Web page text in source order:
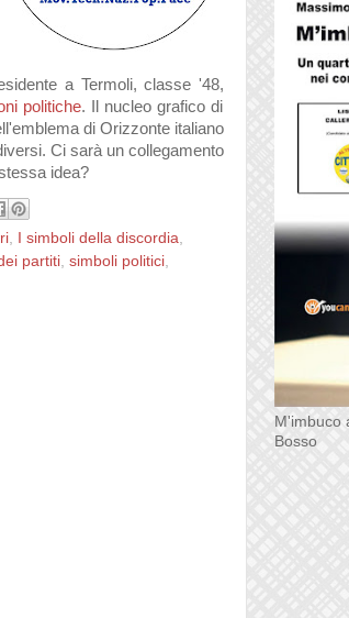
a Termoli, classe '48,
politiche. Il nucleo grafico di
di Orizzonte italiano
Ci sarà un collegamento
idea?
, I simboli della discordia,
partiti, simboli politici,
M'imbuco
Bosso